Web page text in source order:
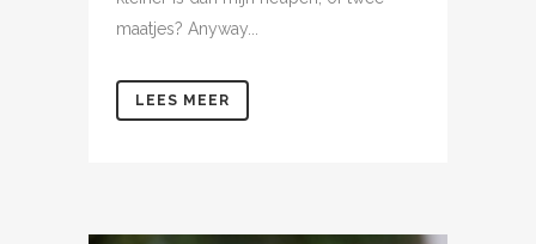
maatjes? Anyway...
LEES MEER